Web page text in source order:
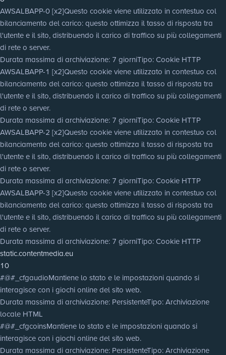
AWSALBAPP-0 [x2]Questo cookie viene utilizzato in contestuo col
bilanciamento del carico: questo ottimizza il tasso di risposta tra
l'utente e il sito, distribuendo il carico di traffico su più collegamenti
di rete o server.
Durata massima di archiviazione: 7 giorniTipo: Cookie HTTP
AWSALBAPP-1 [x2]Questo cookie viene utilizzato in contestuo col
bilanciamento del carico: questo ottimizza il tasso di risposta tra
l'utente e il sito, distribuendo il carico di traffico su più collegamenti
di rete o server.
Durata massima di archiviazione: 7 giorniTipo: Cookie HTTP
AWSALBAPP-2 [x2]Questo cookie viene utilizzato in contestuo col
bilanciamento del carico: questo ottimizza il tasso di risposta tra
l'utente e il sito, distribuendo il carico di traffico su più collegamenti
di rete o server.
Durata massima di archiviazione: 7 giorniTipo: Cookie HTTP
AWSALBAPP-3 [x2]Questo cookie viene utilizzato in contestuo col
bilanciamento del carico: questo ottimizza il tasso di risposta tra
l'utente e il sito, distribuendo il carico di traffico su più collegamenti
di rete o server.
Durata massima di archiviazione: 7 giorniTipo: Cookie HTTP
static.contentmedia.eu
10
#@#_cfgaudioMantiene lo stato e le impostazioni quando si
interagisce con i giochi online del sito web.
Durata massima di archiviazione: PersistenteTipo: Archiviazione
locale HTML
#@#_cfgcoinsMantiene lo stato e le impostazioni quando si
interagisce con i giochi online del sito web.
Durata massima di archiviazione: PersistenteTipo: Archiviazione